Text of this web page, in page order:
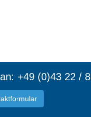
+49 (0)43 22 /